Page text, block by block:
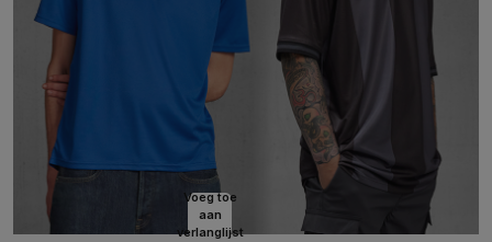
Voeg toe
aan
verlanglijst